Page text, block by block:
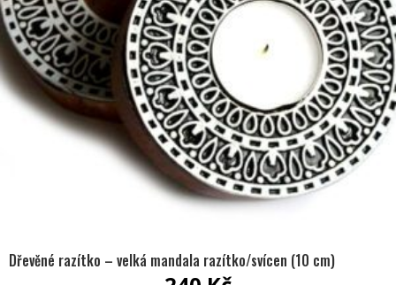
Dřevěné razítko – velká mandala razítko/svícen (10 cm)